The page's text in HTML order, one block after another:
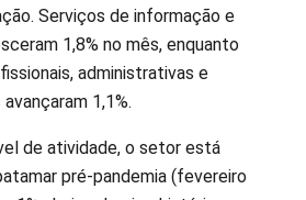
Serviços de informação e
1,8% no mês, enquanto
administrativas e
1,1%.
de atividade, o setor está
pré-pandemia (fevereiro